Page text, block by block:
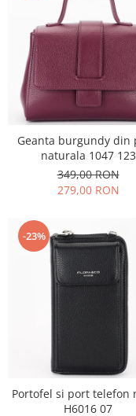
Geanta burgundy din
naturala 1047 123
349,00 RON
279,00 RON
-23%
Portofel si port telefon
H6016 07